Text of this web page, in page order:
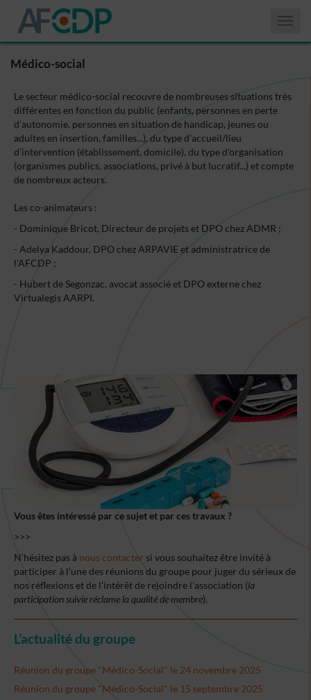
Médico-social
Le secteur médico-social recouvre de nombreuses situations très
différentes en fonction du public (enfants, personnes en perte
d’autonomie, personnes en situation de handicap, jeunes ou
adultes en insertion, familles...), du type d’accueil/lieu
d’intervention (établissement, domicile), du type d’organisation
(organismes publics, associations, privé à but lucratif...) et compte
de nombreux acteurs.
Les co-animateurs :
- Dominique Bricot, Directeur de projets et DPO chez ADMR ;
- Adelya Kaddour, DPO chez ARPAVIE et administratrice de
l’AFCDP ;
- Hubert de Segonzac, avocat associé et DPO externe chez
Virtualegis AARPI.
Vous êtes intéressé par ce sujet et par ces travaux ?
>>>
N’hésitez pas à nous contacter si vous souhaitez être invité à
participer à l’une des réunions du groupe pour juger du sérieux de
nos réflexions et de l’intérêt de rejoindre l’association (la
participation suivie réclame la qualité de membre).
L’actualité du groupe
Réunion du groupe "Médico-Social" le 24 novembre 2025
Réunion du groupe "Médico-Social" le 15 septembre 2025